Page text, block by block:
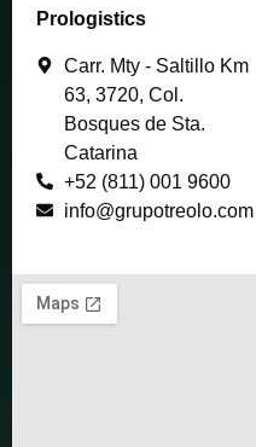
Prologistics
Carr. Mty - Saltillo Km
63, 3720, Col.
Bosques de Sta.
Catarina
+52 (811) 001 9600
info@grupotreolo.com